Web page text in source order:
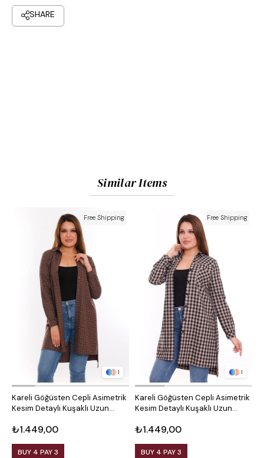
Similar Items
1
Kareli Göğüsten Cepli Asimetrik
Kesim Detaylı Kuşaklı Uzun
₺1.449,00
BUY 4 PAY 3
Free Shipping
1
Kareli Göğüsten Cepli Asimetrik
Kesim Detaylı Kuşaklı Uzun
₺1.449,00
BUY 4 PAY 3
Free Shipping